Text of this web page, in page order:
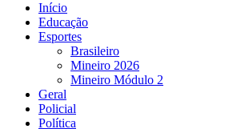
Início
Educação
Esportes
Brasileiro
Mineiro 2026
Mineiro Módulo 2
Geral
Policial
Política